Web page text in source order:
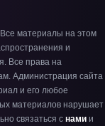
материалы на этом
и
Все права на
Администрация сайта
и его любое
материалов нарушает
связаться с нами и